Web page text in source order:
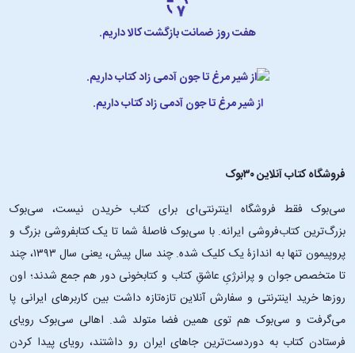
هفت روز ضمانت بازگشت کالا داریم.
از شیر مرغ تا جون آدمی زاد کتاب داریم.
فروشگاه کتاب آنلاین ۳۰بوک
سی‌بوک فقط فروشگاه اینترنتی‌ای برای کتاب خریدن نیست، سی‌بوک
بزرگ‌ترین کتاب‌فروشی ایرانه. با سی‌بوک فاصلۀ شما تا یک کتابفروشی بزرگ و
پروپیمون تنها به اندازۀ یک کلیک شده. چند سال پیش، یعنی سال ۱۳۹۳، چند
تا متخصص جوان و پرانرژیِ عاشقِ کتاب و کتابخونی دور هم جمع شدند؛ اون‌
روزها خرید اینترنتی و سفارش آنلاین تازه‌تازه داشت بین کاربرهای ایرانی پا
می‌گرفت و سی‌بوک هم توی همین فضا متولد شد. اهالی سی‌بوک رویای
فرستادن کتاب به دوردست‌ترین جاهای ایران رو داشتند، رویای پیدا کردن